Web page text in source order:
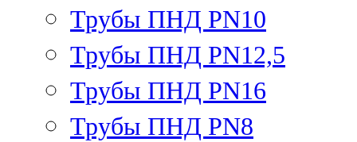
Трубы ПНД PN10
Трубы ПНД PN12,5
Трубы ПНД PN16
Трубы ПНД PN8